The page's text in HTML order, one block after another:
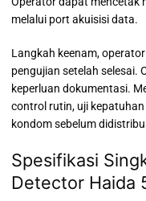
melalui port akuisisi data.
Langkah keenam,
pengujian setelah selesai.
keperluan dokumentasi.
control rutin, uji
kondom sebelum
Spesifikasi
Detector Haida